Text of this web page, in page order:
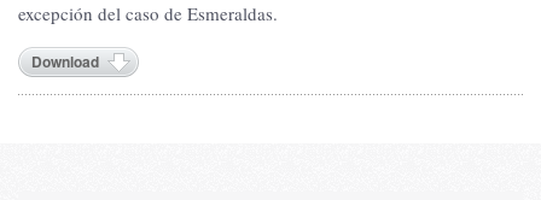
excepción del caso de Esmeraldas.
Download